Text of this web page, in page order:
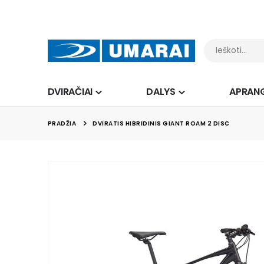
DVIRAČIAI DALYS
PRADŽIA DVIRATIS HIBRIDINIS GIANT ROAM 2 DISC